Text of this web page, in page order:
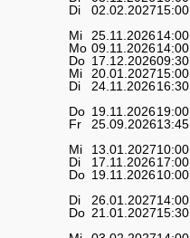
Di 02.02.202715:00
Mi 25.11.202614:00
Mo 09.11.202614:00
Do 17.12.202609:30
Mi 20.01.202715:00
Di 24.11.202616:30
Do 19.11.202619:00
Fr 25.09.202613:45
Mi 13.01.202710:00
Di 17.11.202617:00
Do 19.11.202610:00
Di 26.01.202714:00
Do 21.01.202715:30